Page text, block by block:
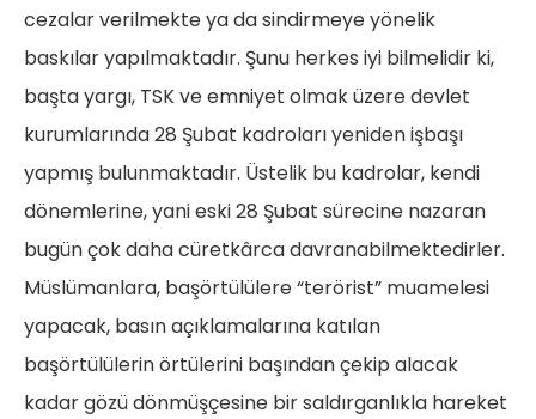
cezalar verilmekte ya da sindirmeye yönelik
baskılar yapılmaktadır. Şunu herkes iyi bilmelidir ki,
başta yargı, TSK ve emniyet olmak üzere devlet
kurumlarında 28 Şubat kadroları yeniden işbaşı
yapmış bulunmaktadır. Üstelik bu kadrolar, kendi
dönemlerine, yani eski 28 Şubat sürecine nazaran
bugün çok daha cüretkârca davranabilmektedirler.
Müslümanlara, başörtülülere “terörist” muamelesi
yapacak, basın açıklamalarına katılan
başörtülülerin örtülerini başından çekip alacak
kadar gözü dönmüşçesine bir saldırganlıkla hareket